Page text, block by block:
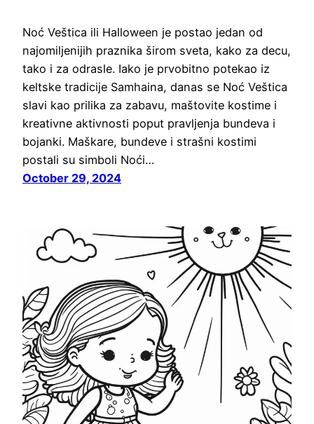
Noć Veštica ili Halloween je postao jedan od
najomiljenijih praznika širom sveta, kako za decu,
tako i za odrasle. Iako je prvobitno potekao iz
keltske tradicije Samhaina, danas se Noć Veštica
slavi kao prilika za zabavu, maštovite kostime i
kreativne aktivnosti poput pravljenja bundeva i
bojanki. Maškare, bundeve i strašni kostimi
postali su simboli Noći…
October 29, 2024